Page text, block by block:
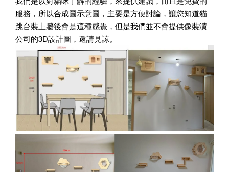
服務，所以合成圖示意圖，主要是方便討論，讓您知道貓
跳台裝上牆後會是這種感覺，但是我們並不會提供像裝潢
公司的3D設計圖，還請見諒。